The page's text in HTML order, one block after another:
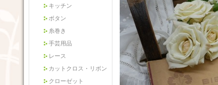
キッチン
ボタン
糸巻き
手芸用品
レース
カットクロス・リボン
クローゼット